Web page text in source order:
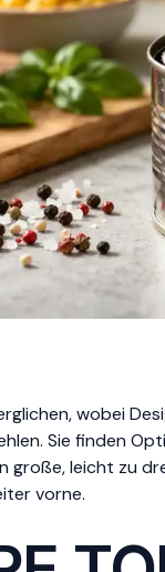
wobei
Sie finden
leicht zu
vorne.